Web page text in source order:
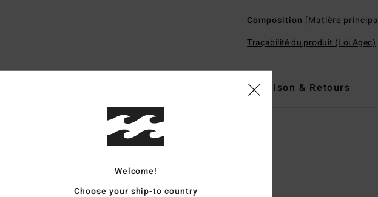
Composition [Matière
Traçabilité du produit (Loi Agec)
Livraison & Retours
Note moyenne
Welcome!
Choose your ship-to country